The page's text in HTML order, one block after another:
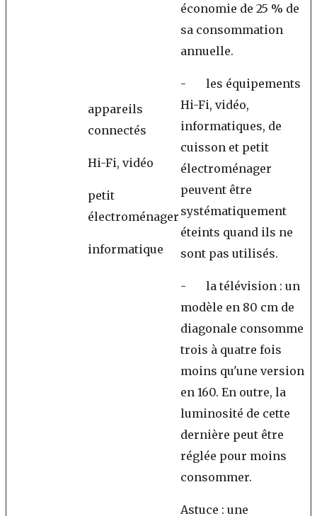
appareils
connectés
Hi-Fi, vidéo
petit
électroménager
informatique
économie de 25 % de
sa consommation
annuelle.
- les équipements
Hi-Fi, vidéo,
informatiques, de
cuisson et petit
électroménager
peuvent être
systématiquement
éteints quand ils ne
sont pas utilisés.
- la télévision : un
modèle en 80 cm de
diagonale consomme
trois à quatre fois
moins qu'une version
en 160. En outre, la
luminosité de cette
dernière peut être
réglée pour moins
consommer.
Astuce : une